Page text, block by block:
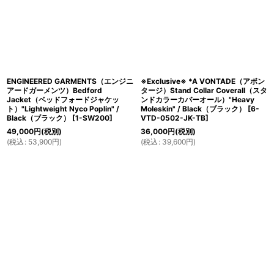
ENGINEERED GARMENTS（エンジニ
アードガーメンツ）Bedford
Jacket（ベッドフォードジャケッ
ト）"Lightweight Nyco Poplin" /
Black（ブラック）
[1-SW200]
49,000円(税別)
(税込 : 53,900円)
※Exclusive※ *A VONTADE（アボン
タージ）Stand Collar Coverall（スタ
ンドカラーカバーオール）"Heavy
Moleskin" / Black（ブラック）
[6-
VTD-0502-JK-TB]
36,000円(税別)
(税込 : 39,600円)